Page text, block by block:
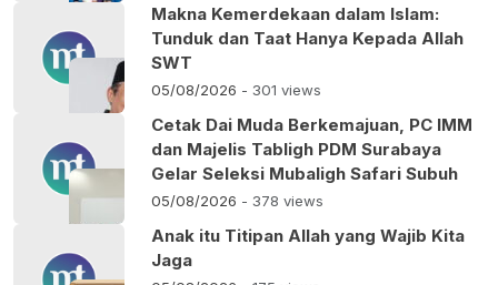
Makna Kemerdekaan dalam Islam:
Tunduk dan Taat Hanya Kepada Allah
SWT
05/08/2026 - 301 views
Cetak Dai Muda Berkemajuan, PC IMM
dan Majelis Tabligh PDM Surabaya
Gelar Seleksi Mubaligh Safari Subuh
05/08/2026 - 378 views
Anak itu Titipan Allah yang Wajib Kita
Jaga